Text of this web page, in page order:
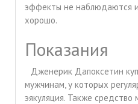
эффекты не наблюдаются и
хорошо.
Показания
Дженерик Дапоксетин
мужчинам, у которых
эякуляция. Также средство